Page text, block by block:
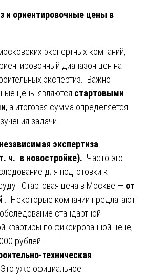
и ориентировочные цены в
экспертных компаний,
диапазон цен на
экспертиз. Важно
цены являются стартовыми
, а итоговая сумма определяется
задачи.
экспертиза
ч. в новостройке). Часто это
для подготовки к
Стартовая цена в Москве — от
. Некоторые компании предлагают
стандартной
квартиры по фиксированной цене,
рублей .
техническая
Это уже официальное